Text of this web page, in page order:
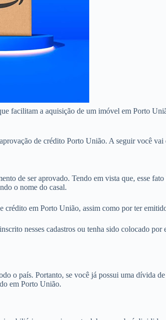
facilitam a aquisição de um imóvel em Porto
de crédito Porto União. A seguir você vai
de ser aprovado. Tendo em vista que, esse
o nome do casal.
em Porto União, assim como por ter
nesses cadastros ou tenha sido colocado
o país. Portanto, se você já possui uma dívida
em Porto União.